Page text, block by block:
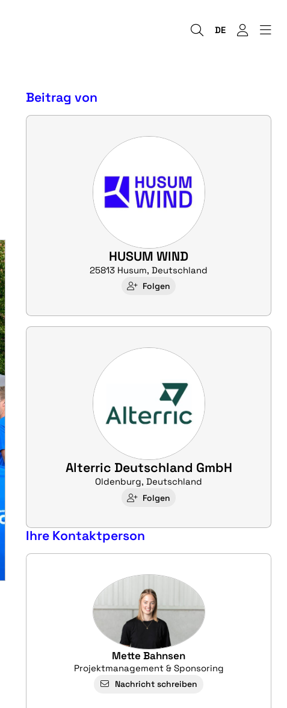
DE
Beitrag von
HUSUM WIND
25813 Husum, Deutschland
Folgen
Alterric Deutschland GmbH
Oldenburg, Deutschland
Folgen
Ihre Kontaktperson
Mette Bahnsen
Projektmanagement & Sponsoring
Nachricht schreiben